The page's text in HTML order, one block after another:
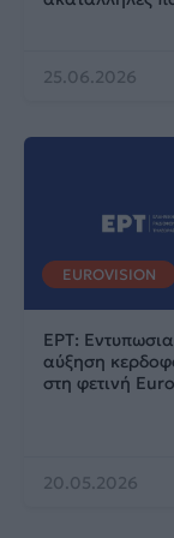
25.06.2026
EUROVISION
ΕΡΤ:
αύξηση
στη φετινή
20.05.2026